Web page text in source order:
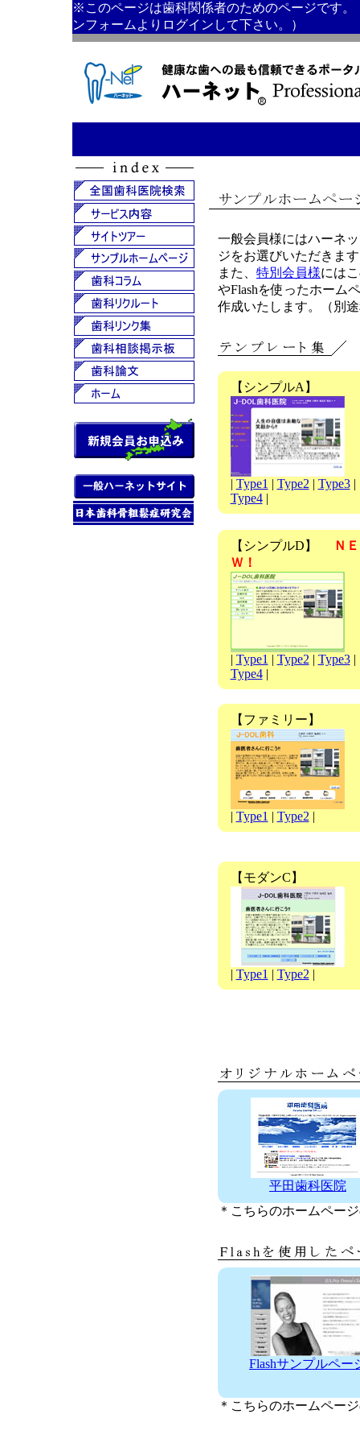
※このページは歯科関係者のためのページです
ンフォームよりログインして下さい。）
一般会員様にはハーネ
ジをお選びいただきま
また、 特別会員様には
やFlashを使ったホーム
作成いたします。（別
【シンプルA】
| Type1 | Type2 | Type3|
Type4|
【シンプルD】
ＮＥ
Ｗ！
| Type1 | Type2 | Type3|
Type4|
【ファミリー】
| Type1 | Type2 |
【モダンC】
| Type1 | Type2 |
平田歯科医院
＊こちらのホームペー
Flashサンプルペー
＊こちらのホームペー